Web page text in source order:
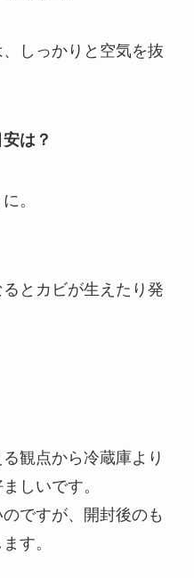
しっかりと空気を抜
は？
。
とカビが生えたり発
観点から冷蔵庫より
しいです。
ですが、開封後のも
す。